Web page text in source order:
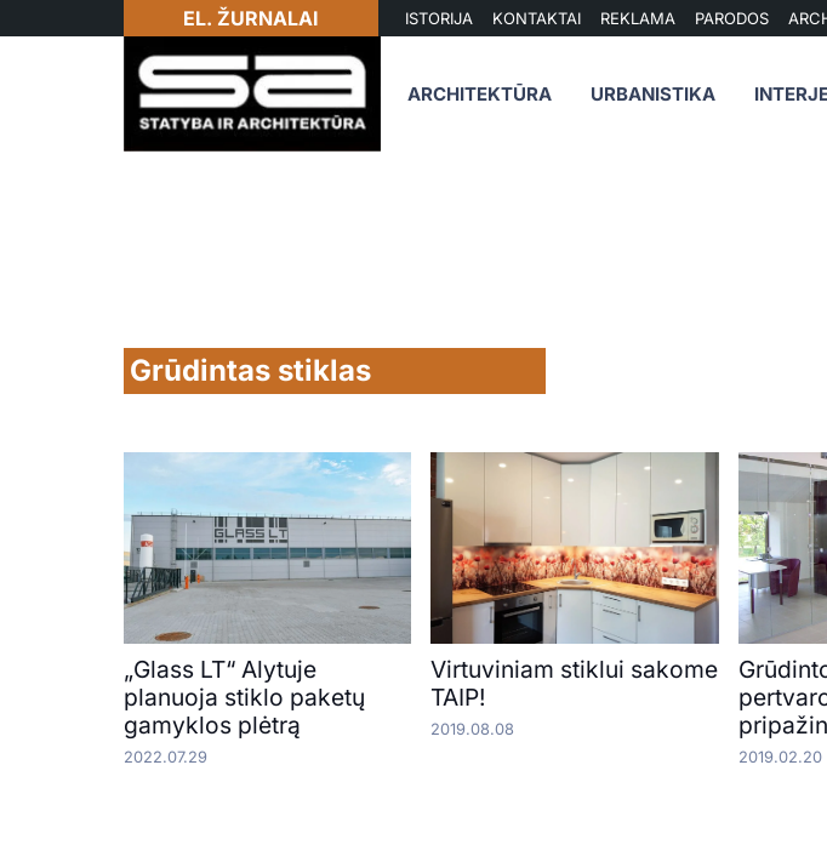
EL. ŽURNALAI ISTORIJA KONTAKTAI REKLAMA PARODOS
ARCHITEKTŪRA URBANISTIKA
Grūdintas stiklas
„Glass LT“ Alytuje
planuoja stiklo paketų
gamyklos plėtrą
2022.07.29
Virtuviniam stiklui sakome
TAIP!
2019.08.08
2019.02.20